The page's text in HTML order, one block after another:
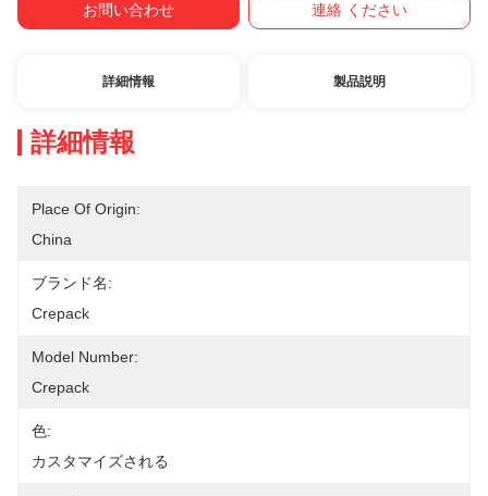
お問い合わせ 連絡 ください
詳細情報 製品説明
詳細情報
Place Of Origin:
China
ブランド名:
Crepack
Model Number:
Crepack
色:
カスタマイズされる